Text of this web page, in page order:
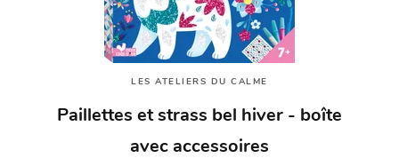
LES ATELIERS DU CALME
Paillettes et strass bel hiver - boîte
avec accessoires